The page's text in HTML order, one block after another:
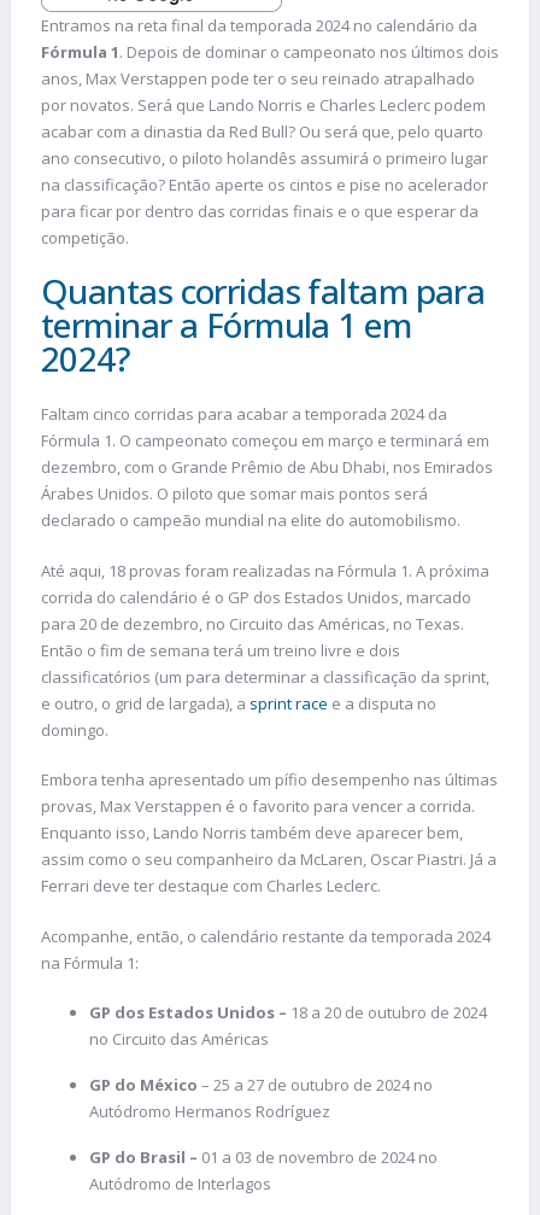
Entramos na reta final da temporada 2024 no calendário da
Fórmula 1. Depois de dominar o campeonato nos últimos dois
anos, Max Verstappen pode ter o seu reinado atrapalhado
por novatos. Será que Lando Norris e Charles Leclerc podem
acabar com a dinastia da Red Bull? Ou será que, pelo quarto
ano consecutivo, o piloto holandês assumirá o primeiro lugar
na classificação? Então aperte os cintos e pise no acelerador
para ficar por dentro das corridas finais e o que esperar da
competição.
Quantas corridas faltam para
terminar a Fórmula 1 em
2024?
Faltam cinco corridas para acabar a temporada 2024 da
Fórmula 1. O campeonato começou em março e terminará em
dezembro, com o Grande Prêmio de Abu Dhabi, nos Emirados
Árabes Unidos. O piloto que somar mais pontos será
declarado o campeão mundial na elite do automobilismo.
Até aqui, 18 provas foram realizadas na Fórmula 1. A próxima
corrida do calendário é o GP dos Estados Unidos, marcado
para 20 de dezembro, no Circuito das Américas, no Texas.
Então o fim de semana terá um treino livre e dois
classificatórios (um para determinar a classificação da sprint,
e outro, o grid de largada), a sprint race e a disputa no
domingo.
Embora tenha apresentado um pífio desempenho nas últimas
provas, Max Verstappen é o favorito para vencer a corrida.
Enquanto isso, Lando Norris também deve aparecer bem,
assim como o seu companheiro da McLaren, Oscar Piastri. Já a
Ferrari deve ter destaque com Charles Leclerc.
Acompanhe, então, o calendário restante da temporada 2024
na Fórmula 1:
GP dos Estados Unidos – 18 a 20 de outubro de 2024
no Circuito das Américas
GP do México – 25 a 27 de outubro de 2024 no
Autódromo Hermanos Rodríguez
GP do Brasil – 01 a 03 de novembro de 2024 no
Autódromo de Interlagos